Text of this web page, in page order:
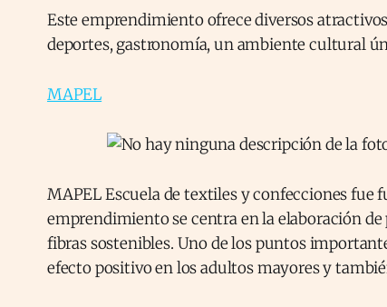
Este emprendimiento ofrece diversos
deportes, gastronomía, un ambiente cultural
MAPEL
MAPEL Escuela de textiles y confecciones fue
emprendimiento se centra en la elaboración
fibras sostenibles. Uno de los puntos
efecto positivo en los adultos mayores y